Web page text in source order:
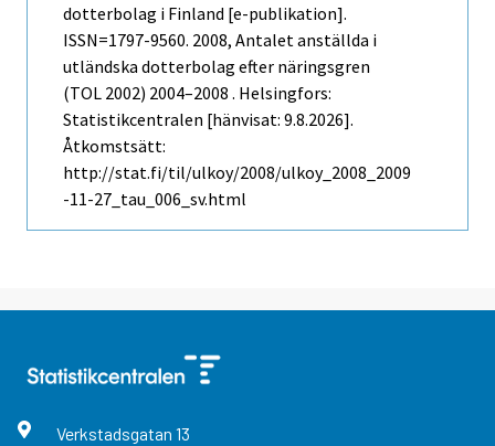
dotterbolag i Finland [e-publikation].
ISSN=1797-9560. 2008, Antalet anställda i
utländska dotterbolag efter näringsgren
(TOL 2002) 2004–2008 . Helsingfors:
Statistikcentralen [hänvisat: 9.8.2026].
Åtkomstsätt:
http://stat.fi/til/ulkoy/2008/ulkoy_2008_2009
-11-27_tau_006_sv.html
Verkstadsgatan 13